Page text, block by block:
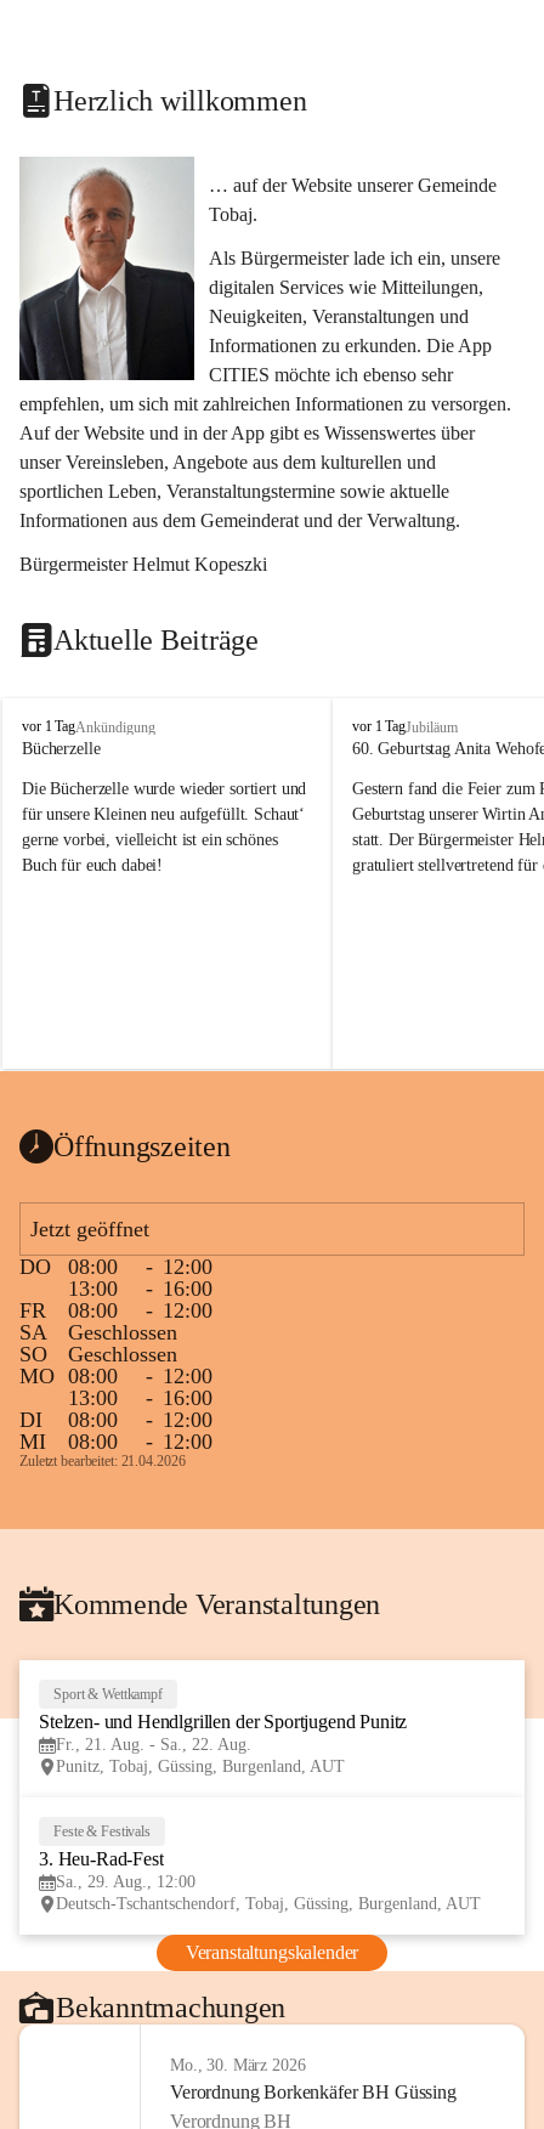
Herzlich willkommen
… auf der Website unserer Gemeinde
Tobaj.
Als Bürgermeister lade ich ein, unsere
digitalen Services wie Mitteilungen,
Neuigkeiten, Veranstaltungen und
Informationen zu erkunden. Die App
CITIES möchte ich ebenso sehr
empfehlen, um sich mit zahlreichen Informationen zu versorgen.
Auf der Website und in der App gibt es Wissenswertes über
unser Vereinsleben, Angebote aus dem kulturellen und
sportlichen Leben, Veranstaltungstermine sowie aktuelle
Informationen aus dem Gemeinderat und der Verwaltung.
Bürgermeister Helmut Kopeszki
Aktuelle Beiträge
T
o
a
j
vor 1 TagAnkündigung
Bücherzelle
Die Bücherzelle wurde wieder sortiert und
für unsere Kleinen neu aufgefüllt. Schaut‘
gerne vorbei, vielleicht ist ein schönes
Buch für euch dabei!
Wanduhr (!) benutzt und musste
Das Gemeindeamt freut sich sehr über die
Spende >lesenswerter< Bücher und
vorsortiert in die Bücherzelle eingeräumt
werden können.
Gleichzeitig möchten wir uns bei all Jenen
sehr herzlich bedanken, die bereits viele
tolle Bücher spendiert haben.
T
o
a
j
vor 1 TagJubiläum
60. Geburtstag Anita
Gestern fand die Feier zum
Geburtstag unserer Wirtin
statt. Der Bürgermeister
gratuliert stellvertretend für
Gesundheit, Gelassenheit
Öffnungszeiten
Jetzt geöffnet
DO
08:00 - 12:00
13:00
- 16:00
FR
08:00 - 12:00
SA
Geschlossen
SO
Geschlossen
MO 08:00 - 12:00
13:00
- 16:00
DI
08:00 - 12:00
MI
08:00 - 12:00
Zuletzt bearbeitet: 21.04.2026
Kommende Veranstaltungen
Sport & Wettkampf
Stelzen- und Hendlgrillen der Sportjugend Punitz
Fr., 21. Aug. - Sa., 22. Aug.
Punitz, Tobaj, Güssing, Burgenland, AUT
Feste & Festivals
3. Heu-Rad-Fest
Sa., 29. Aug., 12:00
Deutsch-Tschantschendorf, Tobaj, Güssing, Burgenland, AUT
Veranstaltungskalender
Bekanntmachungen
Mo., 30. März 2026
Verordnung Borkenkäfer BH Güssing
Verordnung BH